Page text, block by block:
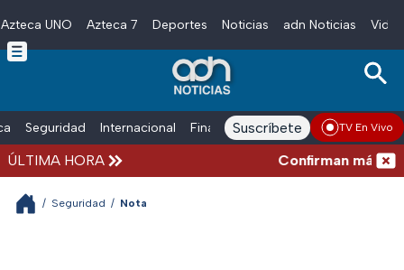
Skip to main content
Azteca UNO Azteca 7 Deportes Noticias adn Noticias
Seguridad Internacional Finanzas adn Noticias Radio
Suscríbete TV En Vivo
ÚLTIMA HORA Confirman más de
/ Seguridad / Nota